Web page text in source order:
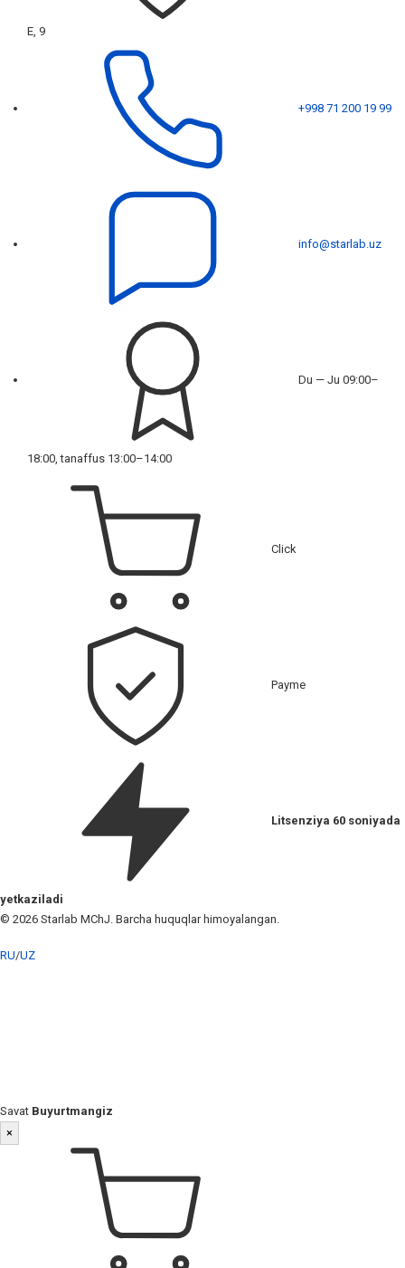
E, 9
+998 71 200 19 99
info@starlab.uz
Du — Ju 09:00–
18:00, tanaffus 13:00–14:00
Click
Payme
Litsenziya 60 soniyada
yetkaziladi
© 2026 Starlab MChJ. Barcha huquqlar himoyalangan.
RU/UZ
Savat Buyurtmangiz
×